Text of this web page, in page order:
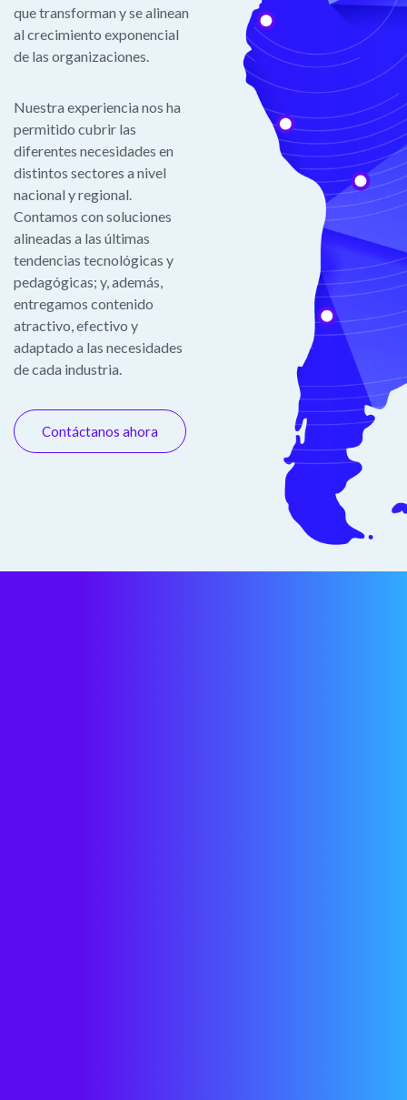
que transforman y se alinean
al crecimiento exponencial
de las organizaciones.
Nuestra experiencia nos ha
permitido cubrir las
diferentes necesidades en
distintos sectores a nivel
nacional y regional.
Contamos con soluciones
alineadas a las últimas
tendencias tecnológicas y
pedagógicas; y, además,
entregamos contenido
atractivo, efectivo y
adaptado a las necesidades
de cada industria.
Contáctanos ahora